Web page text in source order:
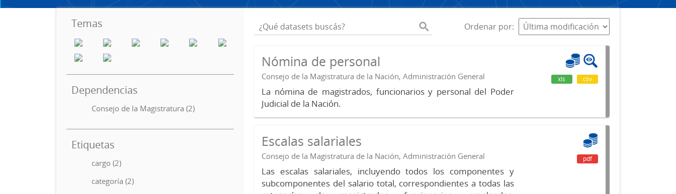
Temas
Dependencias
Consejo de la Magistratura (2)
Etiquetas
cargo (2)
categoría (2)
Ordenar por
Nómina de personal
Consejo de la Magistratura de la Nación, Administración General
La nómina de magistrados, funcionarios y personal del Poder
Judicial de la Nación.
xls csv
Escalas salariales
Consejo de la Magistratura de la Nación, Administración General
Las escalas salariales, incluyendo todos los componentes y
subcomponentes del salario total, correspondientes a todas las
pdf